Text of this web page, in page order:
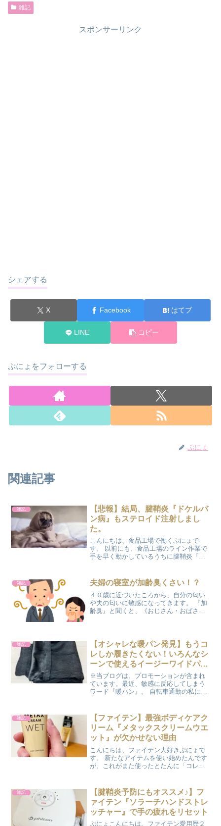
雑記
スポンサーリンク
シェアする
X Facebook はてブ
LINE コピー
ぷにょをフォローする
ぷにょ
関連記事
雑記
【悲報】結局、腱鞘炎『ドケルバ
ン病』もステロイド注射しまし
た。
こんにちは、食品工場で働くぷにょで
す。 以前にも、食品工場のライン作業で
手を早く動かしているうちに腱鞘炎『バ
した。 その後は痛みも消えて、すこぶる
調子よくライン作業が出来...
雑記 夫婦の寝室が加齢臭くさい！？
４０歳に近づいたころから、自分の匂い
や夫の匂いに敏感になってきます。 『加
齢臭』と聞くと、《おじさん・おばさ
さん・おばさん』と呼ば...
雑記
【オシャレな暖パン発見】もうコ
レしか履きたくない！いろんなシ
ーンで使えるイージーワイドパン
ツ
※当ブログは、プロモーションが含まれ
ています。最近、敏感に反応してしまう
ワード『暖パン』。 自転車通勤の私にと
の『暖パン』。夫が履き始めたワークマ
ンの暖パンがめっちゃ暖...
雑記
【ファイテン】最強ボディケアク
リーム『メタックスクリームウエ
ット』が欠かせない理由
こんにちは、ファイテン大好きぷにょで
す。 新たなアイテムを使い始めたんです
が、これがまた使ったとたんに「コレす
す。 『メタックスクリーム』や『メタッ
クスローション』は以前から...
雑記
【腱鞘炎予防にもオススメ♪】フ
ァイテン『ソラーチハンドストレ
ッチャー』で手の疲れをリセット
ぷにょこんにちは。ファイテン愛用歴２